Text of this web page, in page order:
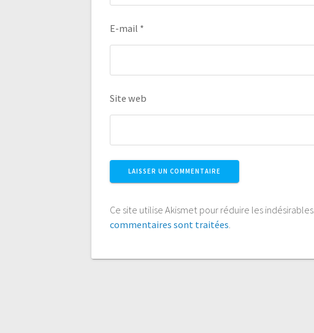
E-mail *
Site web
Ce site utilise Akismet pour réduire les indésirables.
commentaires sont traitées